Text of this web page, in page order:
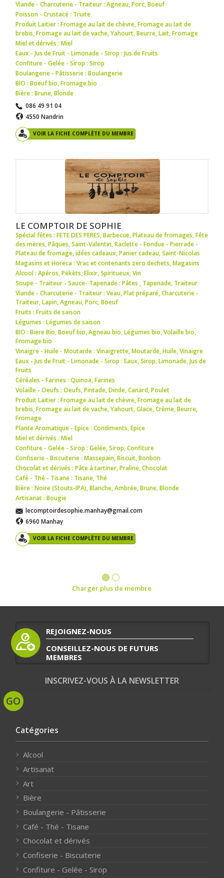
Viande - Charcuterie - Traiteur : Agneau,Porc,Boeuf
Poisson - Crustacé : Truite
Produit Laitier : Fromage au lait de chèvre,Fromage au lait de
brebis,Fromage au lait de vache,Yahourt,Beurre,Lait,Fromage
Miel et dérivés : Miel
Eaux - Jus de Fruit - Limonade - Sirop : Jus de Fruits
Confiture - Gelée - Sirop : Sirop
Boulangerie - Pâtisserie : Boulangerie
BIO : Boeuf bio,Fromage bio
Bière : Brune,Blonde
086 49 91 04
4550 Nandrin
VOIR LA FICHE COMPLÈTE DU MEMBRE
LE COMPTOIR DE SOPHIE
Spécial fêtes : FETE DES PERES,Barbecue,Plateau de fromages,Fête
des mères,Pâques,Saint-Valentin,Raclette - Fondue - Pierrade -
Plateau de fromage,idées cadeaux,Panier cadeau,Saint-Nicolas
Magasins et Horeca : Vrac et contenants zero dechets,Magasins
Alcool : Apéros,Pékèts,Elixir,Spiritueux,Vin
Soupe - Traiteur - Sauce- Tapenade : Pâtes , Tapenade, Traiteur
Viande - Charcuterie - Traiteur : Veau,Plat préparé,Charcuterie -
Traiteur,Lapin,Agneau,Porc,Boeuf
Fruits : Fruits de saison
Légumes : Légumes de saison
BIO : Biere Bio,Boeuf bio,Agneau bio,Légumes bio,Volaille bio,
Fromage bio
Vinaigre - Huile - Moutarde : Vinaigrette,Moutarde,Huile,Vinaigre
Eaux - Jus de Fruit - Limonade - Sirop : Eaux,Sirop,Limonade,Jus de
Fruits
Céréales - Farines : Quinoa,Farines
Volaille - Oeufs : Oeufs,Pintade,Dinde,Canard,Poulet
Produit Laitier : Fromage au lait de chèvre,Fromage au lait de
brebis,Fromage au lait de vache,Yahourt,Glace,Crème,Beurre,
Fromage
Plante Aromatique - Epice : Condiments,Epice
Miel et dérivés : Miel
Confiture - Gelée - Sirop : Gelée,Sirop,Confiture
Confiserie - Biscuiterie : Massepain,Biscuit,Bonbon
Chocolat et dérivés : Pâte à tartiner,Praline,Chocolat
Café - Thé - Tisane : Tisane, Thé
Bière : Noire (Stouts-IPA),Blanche,Ambrée,Brune,Blonde
Artisanat : Bougie
lecomptoirdesophie.manhay@gmail.com
6960 Manhay
VOIR LA FICHE COMPLÈTE DU MEMBRE
Charger plus de membre
REJOIGNEZ-NOUS
CONSEILLEZ-NOUS DE FUTURS
MEMBRES
INSCRIVEZ-VOUS À LA NEWSLETTER
Catégories
Alcool
Artisanat
Art
Bière
Boulangerie - Pâtisserie
Café - Thé - Tisane
Chocolat et dérivés
Confiserie - Biscuiterie
Confiture - Gelée - Sirop